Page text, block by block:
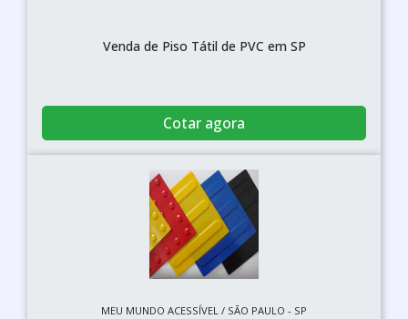
Venda de Piso Tátil de PVC em SP
Cotar agora
MEU MUNDO ACESSÍVEL / SÃO PAULO - SP